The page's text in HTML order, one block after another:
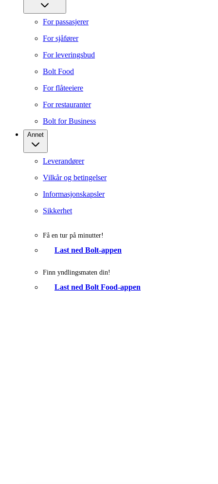
For passasjerer
For sjåfører
For leveringsbud
Bolt Food
For flåteeiere
For restauranter
Bolt for Business
Annet
Leverandører
Vilkår og betingelser
Informasjonskapsler
Sikkerhet
Få en tur på minutter!
Last ned Bolt-appen
Finn yndlingsmaten din!
Last ned Bolt Food-appen